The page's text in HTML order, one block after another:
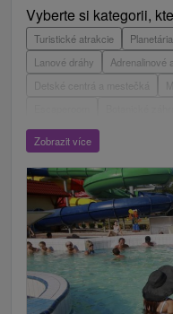
Vyberte si kategorii,
Turistické atrakcie
Lanové dráhy
Adrenalinové
Detské centrá a mestečká
Vyhliadkové lety a plavby
Technické pamiatky
Hrady, zámky, zrúcaniny
Jaskyne
Jazda na koni
Laserarény a paintball
Plte, rafting, splavy
Architektonické stavby
Motokárové dráhy
Zobrazit více